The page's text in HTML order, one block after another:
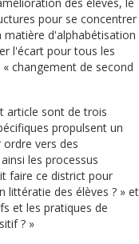
pour se concentrer
d'alphabétisation
l'écart pour tous les
changement de second
article sont de trois
propulsent un
vers des
les processus
faire ce district pour
littératie des élèves ? » et
et les pratiques de
? »